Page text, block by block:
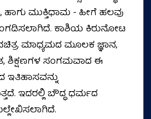
ಹಾಗು ಮುಕ್ತಿಧಾಮ - ಹೀಗೆ ಹಲವು
ಕಾಶಿಯ ಕಿರುನೋಟ
ಮಾಧ್ಯಮದ ಮೂಲಕ ಜ್ಞಾನ,
ಶಿಕ್ಷಣಗಳ ಸಂಗಮವಾದ ಈ
ಇದರಲ್ಲಿ ಬೌದ್ಧ ಧರ್ಮದ